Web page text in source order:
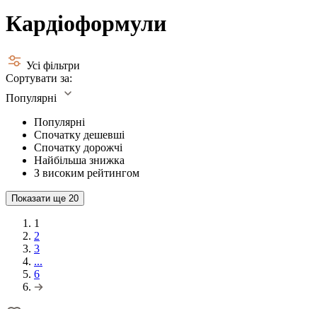
Кардіоформули
Усі фільтри
Сортувати за:
Популярні
Популярні
Спочатку дешевші
Спочатку дорожчі
Найбільша знижка
З високим рейтингом
Показати ще 20
1
2
3
...
6